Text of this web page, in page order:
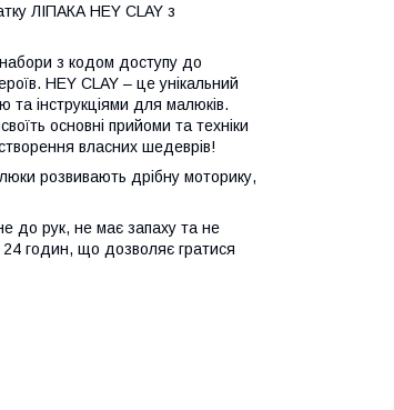
ЛІПАКА HEY CLAY з
з кодом доступу до
HEY CLAY – це унікальний
та інструкціями для малюків.
основні прийоми та техніки
власних шедеврів!
розвивають дрібну моторику,
до рук, не має запаху та не
24 годин, що дозволяє гратися